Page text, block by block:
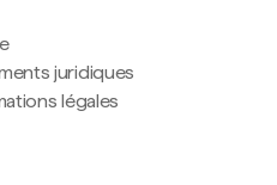
juridiques
légales